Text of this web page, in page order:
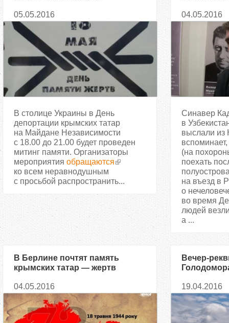
крымскотатарского народа
05.05.2016
В столице Украины в День
депортации крымских татар
на Майдане Независимости
с 18.00 до 21.00 будет проведен
митинг памяти. Организаторы
мероприятия обращаются
ко всем неравнодушным
с просьбой распространить...
04.05.2016
Синавер
в
выслали из
вспоминает,
(на
поехать
на въезд в
о
во время
людей
а ...
В Берлине почтят память
крымских татар — жертв
04.05.2016
Вечер-
19.04.2016